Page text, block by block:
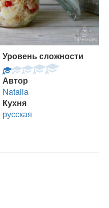
Уровень сложности
Автор
Natalia
Кухня
русская